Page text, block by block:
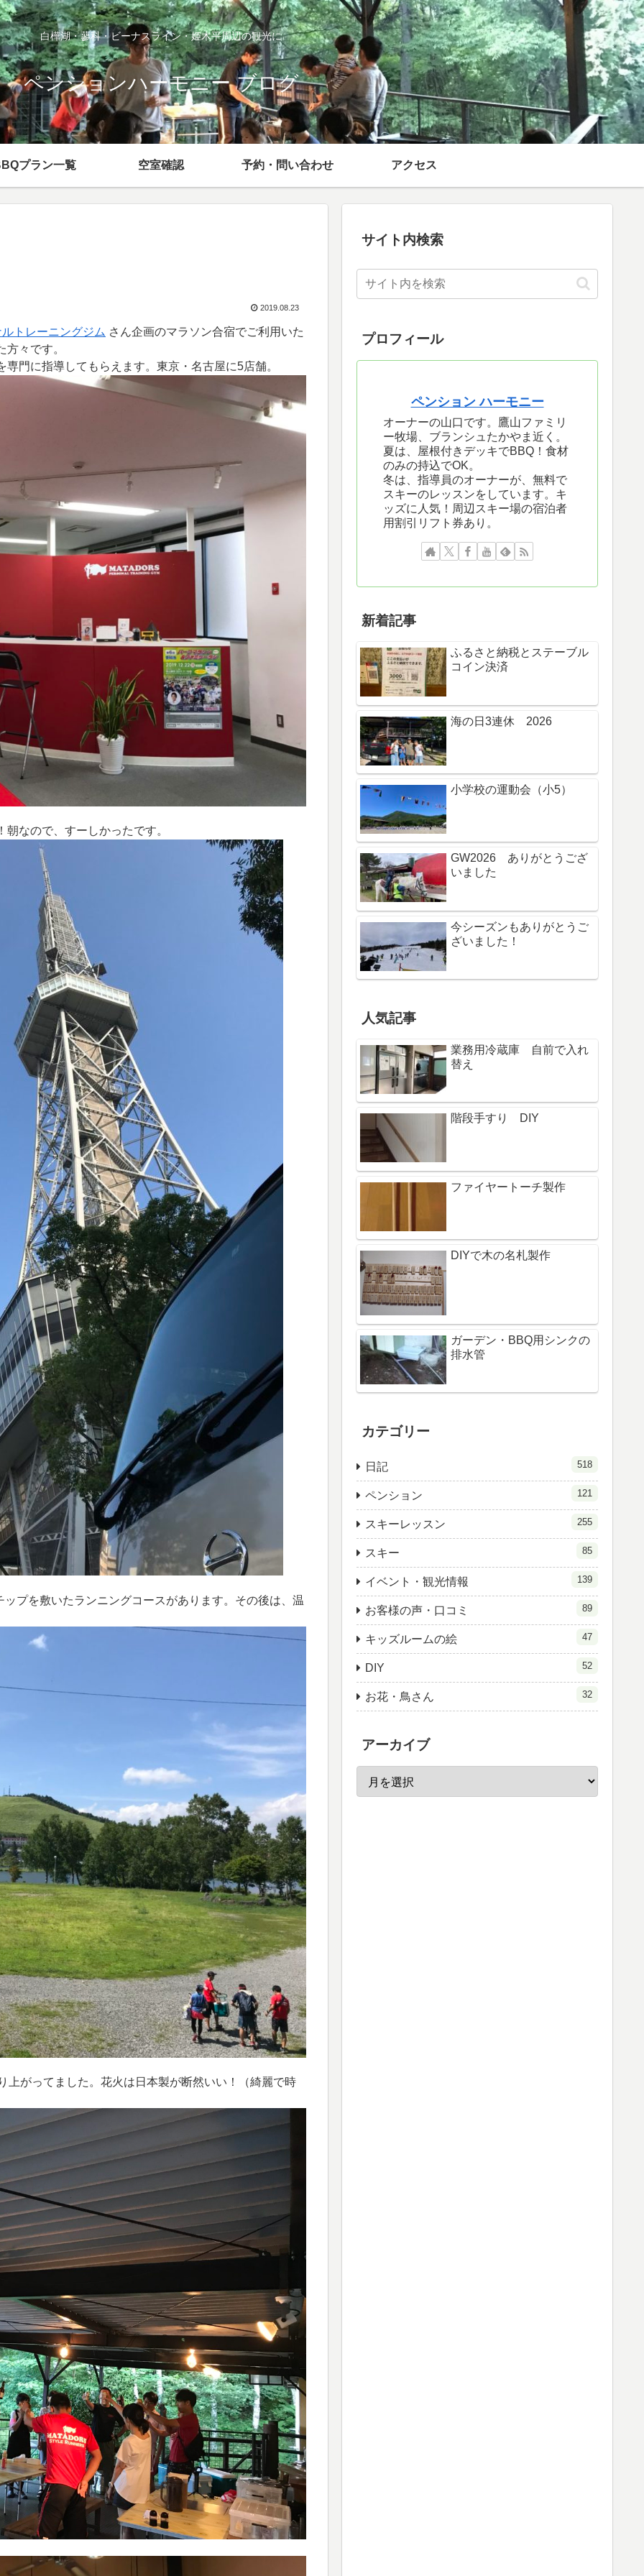
白樺湖・蓼科・ビーナスライン・姫木平周辺の観光に
ペンションハーモニー ブログ
プラン一覧 空室確認 予約・問い合わせ アクセス
2019.08.23
トレーニングジム さん企画のマラソン合宿でご利用いた
々です。
門に指導してもらえます。東京・名古屋に5店舗。
なので、すーしかったです。
プを敷いたランニングコースがあります。その後は、温
がってました。花火は日本製が断然いい！（綺麗で時
サイト内検索
プロフィール
ペンション ハーモニー
オーナーの山口です。鷹山ファミリ
ー牧場、ブランシュたかやま近く。
夏は、屋根付きデッキでBBQ！食材
のみの持込でOK。
冬は、指導員のオーナーが、無料で
スキーのレッスンをしています。キ
ッズに人気！周辺スキー場の宿泊者
用割引リフト券あり。
新着記事
ふるさと納税とステーブル
コイン決済
海の日3連休 2026
小学校の運動会（小5）
GW2026 ありがとうござ
いました
今シーズンもありがとうご
ざいました！
人気記事
業務用冷蔵庫 自前で入れ
替え
階段手すり DIY
ファイヤートーチ製作
DIYで木の名札製作
ガーデン・BBQ用シンクの
排水管
カテゴリー
日記 518
ペンション 121
スキーレッスン 255
スキー 85
イベント・観光情報 139
お客様の声・口コミ 89
キッズルームの絵 47
DIY 52
お花・鳥さん 32
アーカイブ